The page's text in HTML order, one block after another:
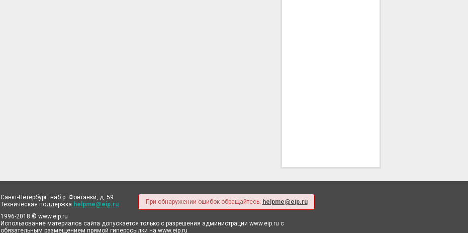
При обнаружении ошибок обращайтесь: helpme@eip.ru
Санкт-Петербург: наб.р. Фонтанки, д. 59
Техническая поддержка helpme@eip.ru
1996-2018 © www.eip.ru
Использование материалов сайта допускается только с разрешения администрации www.eip.ru с
обязательным размещением прямой гиперссылки на www.eip.ru